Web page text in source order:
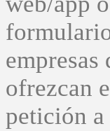
ofrezcan
petición